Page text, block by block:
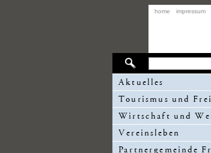
home impressum